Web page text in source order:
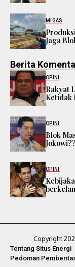
MIGAS
Jaga
Berita
OPINI
Rakyat
Ketidak
OPINI
Blok
OPINI
Copyright
Tentang Situs Energi
Pedoman